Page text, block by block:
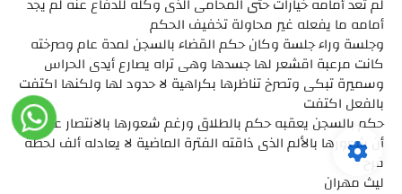
لم تعد أمامه خيارات حتى المحامى الذى وكله للدفاع عنه لم يجد
أمامه ما يفعله غير محاولة تخفيف الحكم
وجلسة وراء جلسة وكان حكم القضاء بالسجن لمدة عام وصرخته
كانت مرعبة اقشعر لها جسدها وهى تراه يصارع أيدى الحراس
وسميرة تبكى وتصرخ تناظرها بكراهية لا حدود لها ولكنها اكتفت
بالفعل اكتفت
حكم بالسجن يعقبه حكم بالطلاق ورغم شعورها بالانتصار عليه إلا
أن شعورها بالألم الذى ذاقته الفترة الماضية لا يعادله ألف لحظة
فرح
ليث مهران